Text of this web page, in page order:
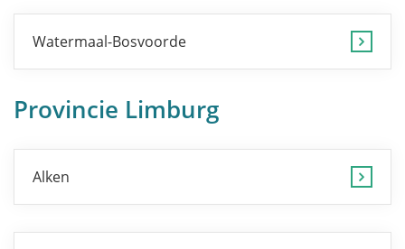
Watermaal-Bosvoorde
Provincie Limburg
Alken